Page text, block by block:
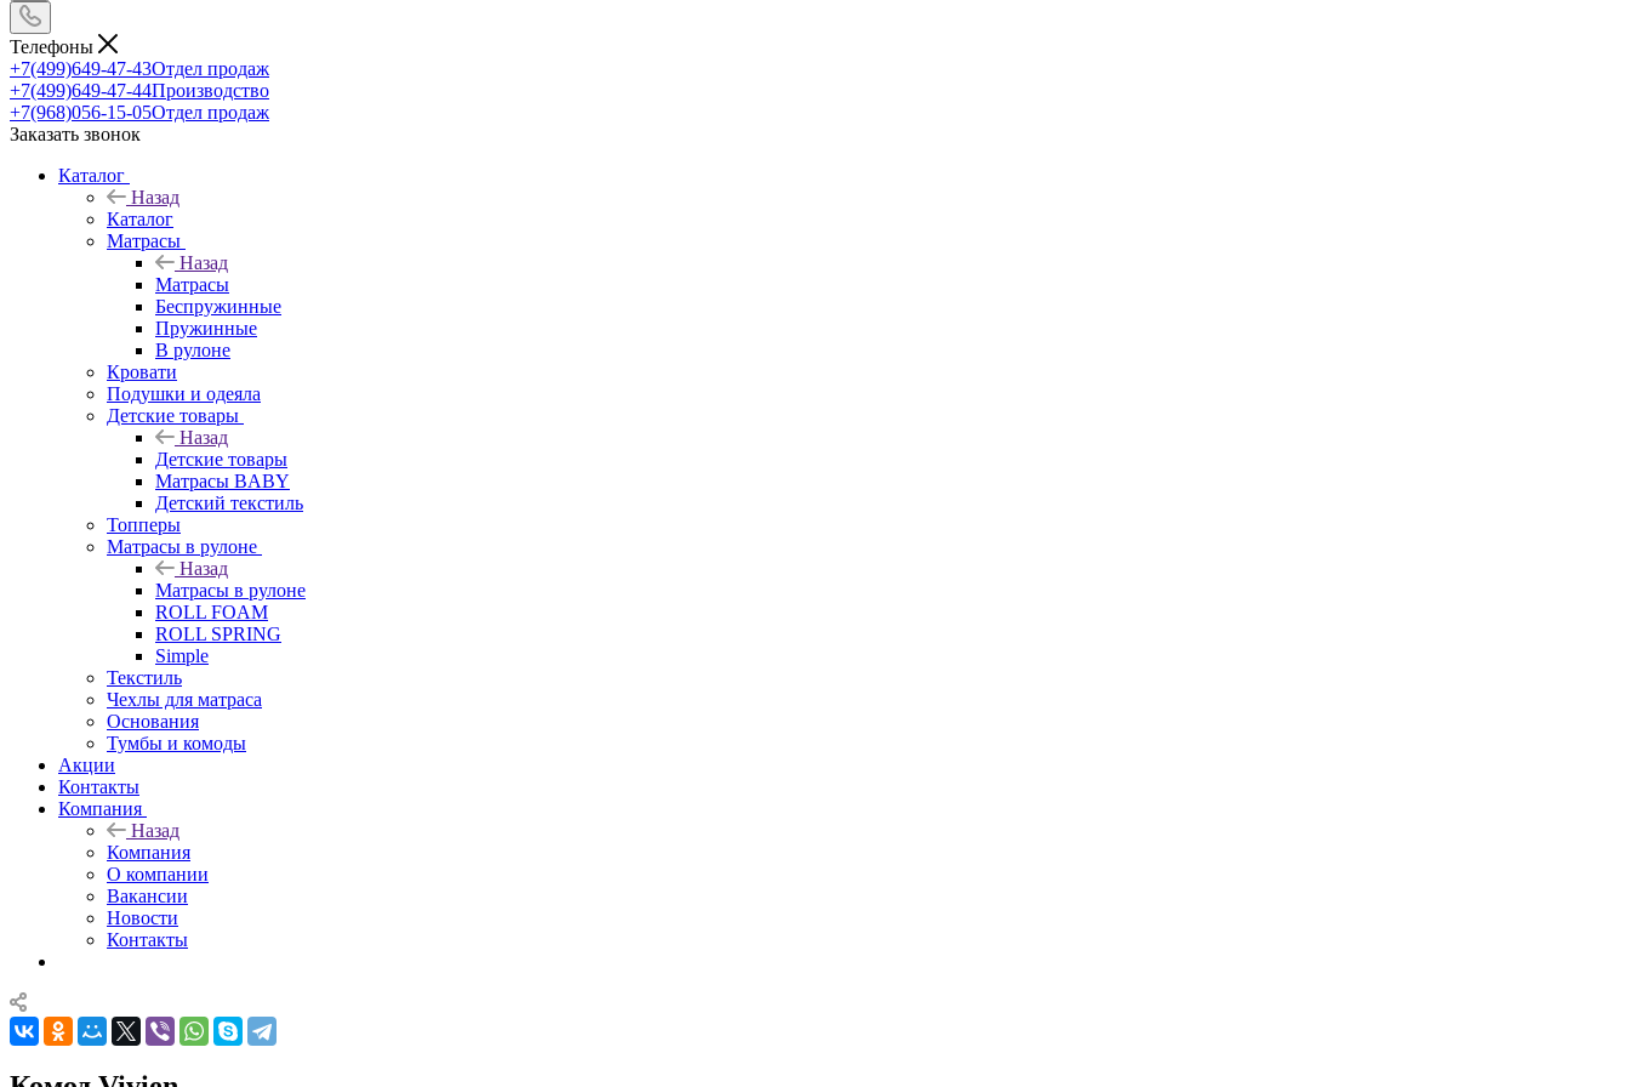
Телефоны
+7(499)649-47-43Отдел продаж
+7(499)649-47-44Производство
+7(968)056-15-05Отдел продаж
Заказать звонок
Каталог
Назад
Каталог
Матрасы
Назад
Матрасы
Беспружинные
Пружинные
В рулоне
Кровати
Подушки и одеяла
Детские товары
Назад
Детские товары
Матрасы BABY
Детский текстиль
Топперы
Матрасы в рулоне
Назад
Матрасы в рулоне
ROLL FOAM
ROLL SPRING
Simple
Текстиль
Чехлы для матраса
Основания
Тумбы и комоды
Акции
Контакты
Компания
Назад
Компания
О компании
Вакансии
Новости
Контакты